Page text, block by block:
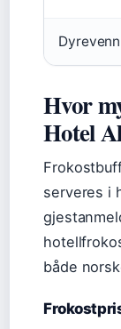
Hvor
Hotel
serveres i
både